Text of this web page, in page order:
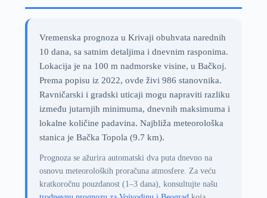
Vremenska prognoza u Krivaji obuhvata narednih
10 dana, sa satnim detaljima i dnevnim rasponima.
Lokacija je na 100 m nadmorske visine, u Bačkoj.
Prema popisu iz 2022, ovde živi 986 stanovnika.
Ravničarski i gradski uticaji mogu napraviti razliku
između jutarnjih minimuma, dnevnih maksimuma i
lokalne količine padavina. Najbliža meteorološka
stanica je Bačka Topola (9.7 km).
Prognoza se ažurira automatski dva puta dnevno na
osnovu meteoroloških proračuna atmosfere. Za veću
kratkoročnu pouzdanost (1–3 dana), konsultujte našu